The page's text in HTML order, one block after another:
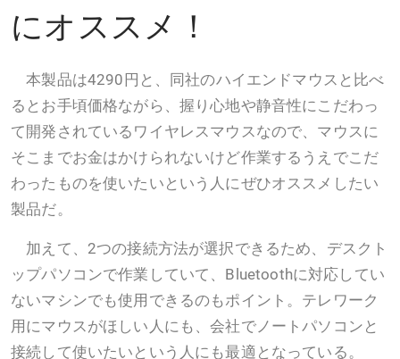
にオススメ！
本製品は4290円と、同社のハイエンドマウスと比べ
るとお手頃価格ながら、握り心地や静音性にこだわっ
て開発されているワイヤレスマウスなので、マウスに
そこまでお金はかけられないけど作業するうえでこだ
わったものを使いたいという人にぜひオススメしたい
製品だ。
加えて、2つの接続方法が選択できるため、デスクト
ップパソコンで作業していて、Bluetoothに対応してい
ないマシンでも使用できるのもポイント。テレワーク
用にマウスがほしい人にも、会社でノートパソコンと
接続して使いたいという人にも最適となっている。